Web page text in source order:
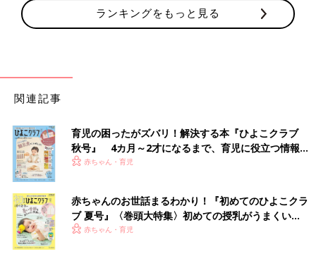
ある日、お隣の初老の男性と会ったので『いつもうるさくてすみ
ません』と、謝ったら『正直、うるさいし夜中に目も覚める。で
数も減っていきました。
「うちの子もよく泣く子でした。ご近所からいつクレームがくる
かとヒヤヒヤでしたが、何も言われることはなく、お隣のおばあ
ちゃんからは優しい言葉ももらいました。
最近、そのおばあちゃんは窓を開けてテレビを大音量で観ていま
す。耳が遠くなったようです。
まったく知らない人ならイラっとするけど、まぁいっかと流せま
す。ご近所付き合いって、こういうことかなって思う日々です」
ランキングをもっと見る
関連記事
育児の困ったがズバリ！解決する本『ひよこクラブ
秋号』 4カ月～2才になるまで、育児に役立つ情報が
いっぱい！
赤ちゃん・育児
赤ちゃんのお世話まるわかり！『初めてのひよこクラ
ブ 夏号』〈巻頭大特集〉初めての授乳がうまくい
く！ おっぱい・ミルクの基本と夏のトラブル 解決テ
赤ちゃん・育児